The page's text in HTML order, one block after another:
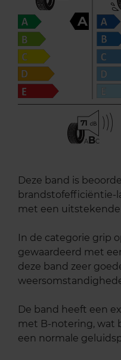
A
71
ABC
Deze band is
brandstofefficiëntie-
met een
In de categorie grip
gewaardeerd met
deze band zeer
De band heeft een
met B-notering, wat
een normale